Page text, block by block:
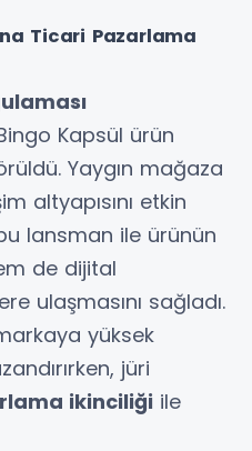
Ticari Pazarlama
Bingo Kapsül ürün
Yaygın mağaza
altyapısını etkin
lansman ile ürünün
de dijital
ulaşmasını sağladı.
yüksek
jüri
ikinciliği ile